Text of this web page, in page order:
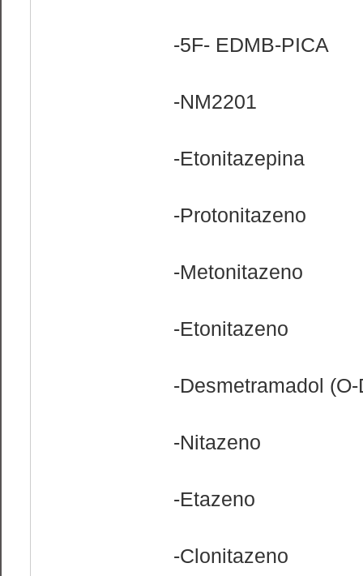
-5F- EDMB-PICA
-NM2201
-Etonitazepina
-Protonitazeno
-Metonitazeno
-Etonitazeno
-Desmetramadol
-Nitazeno
-Etazeno
-Clonitazeno